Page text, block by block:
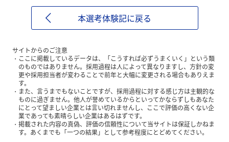
本選考体験記に戻る
サイトからのご注意
ここに掲載しているデータは、「こうすれば必ずうまくいく」という類
のものではありません。採用過程は人によって異なりますし、方針の変
更や採用担当者が変わることで前年と大幅に変更される場合もありえま
す。
また、言うまでもないことですが、採用過程に対する感じ方は主観的な
ものに過ぎません。他人が誉めているからといってかならずしもあなた
にとって望ましい企業とは言い切れませんし、ここで評価の高くない企
業であっても素晴らしい企業はあるはずです。
掲載された内容の真偽、評価の信頼性について当サイトは保証しかねま
す。あくまでも「一つの結果」として参考程度にとどめてください。